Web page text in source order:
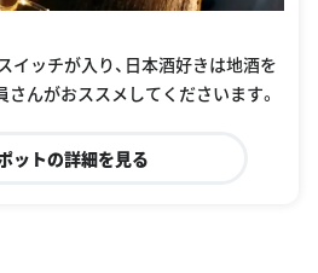
イッチが入り、日本酒好きは地酒を
んがおススメしてくださいます。
ットの詳細を見る